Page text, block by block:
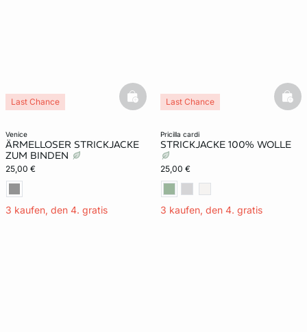
venice
ÄRMELLOSER STRICKJACKE
ZUM BINDEN
25,00 €
3 kaufen, den 4. gratis
Last Chance basketfull
pricilla cardi
STRICKJACKE 100% WOLLE
25,00 €
3 kaufen, den 4. gratis
Last Chance